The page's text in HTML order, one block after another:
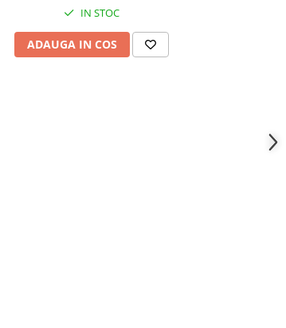
IN STOC
ADAUGA IN COS